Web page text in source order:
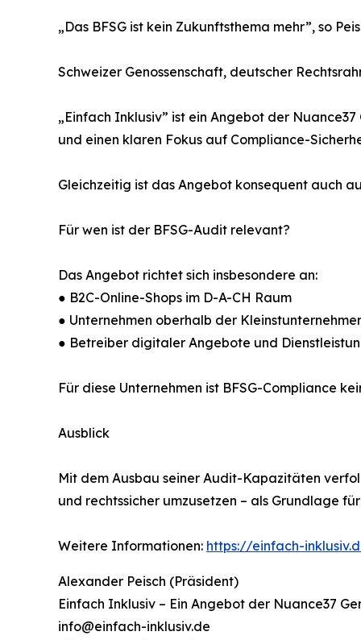
„Das BFSG ist kein Zukunftsthema mehr”, so
Schweizer Genossenschaft, deutscher
„Einfach Inklusiv” ist ein Angebot der
und einen klaren Fokus auf Compliance-
Gleichzeitig ist das Angebot konsequent auch
Für wen ist der BFSG-Audit relevant?
Das Angebot richtet sich insbesondere an:
● B2C-Online-Shops im D-A-CH Raum
● Unternehmen oberhalb der
● Betreiber digitaler Angebote und
Für diese Unternehmen ist BFSG-Compliance
Ausblick
Mit dem Ausbau seiner Audit-Kapazitäten
und rechtssicher umzusetzen – als Grundlage
Weitere Informationen: https://einfach-
Alexander Peisch (Präsident)
Einfach Inklusiv – Ein Angebot der Nuance37
info@einfach-inklusiv.de